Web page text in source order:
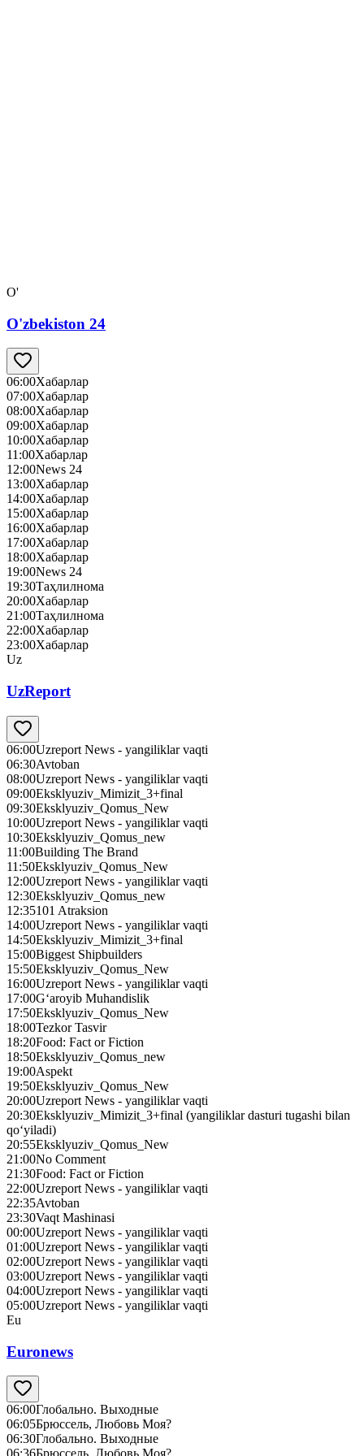
O'
O'zbekiston 24
06:00Хабарлар
07:00Хабарлар
08:00Хабарлар
09:00Хабарлар
10:00Хабарлар
11:00Хабарлар
12:00News 24
13:00Хабарлар
14:00Хабарлар
15:00Хабарлар
16:00Хабарлар
17:00Хабарлар
18:00Хабарлар
19:00News 24
19:30Таҳлилнома
20:00Хабарлар
21:00Таҳлилнома
22:00Хабарлар
23:00Хабарлар
Uz
UzReport
06:00Uzreport News - yangiliklar vaqti
06:30Avtoban
08:00Uzreport News - yangiliklar vaqti
09:00Eksklyuziv_Mimizit_3+final
09:30Eksklyuziv_Qomus_New
10:00Uzreport News - yangiliklar vaqti
10:30Eksklyuziv_Qomus_new
11:00Building The Brand
11:50Eksklyuziv_Qomus_New
12:00Uzreport News - yangiliklar vaqti
12:30Eksklyuziv_Qomus_new
12:35101 Atraksion
14:00Uzreport News - yangiliklar vaqti
14:50Eksklyuziv_Mimizit_3+final
15:00Biggest Shipbuilders
15:50Eksklyuziv_Qomus_New
16:00Uzreport News - yangiliklar vaqti
17:00G‘aroyib Muhandislik
17:50Eksklyuziv_Qomus_New
18:00Tezkor Tasvir
18:20Food: Fact or Fiction
18:50Eksklyuziv_Qomus_new
19:00Aspekt
19:50Eksklyuziv_Qomus_New
20:00Uzreport News - yangiliklar vaqti
20:30Eksklyuziv_Mimizit_3+final (yangiliklar dasturi tugashi bilan
qo‘yiladi)
20:55Eksklyuziv_Qomus_New
21:00No Сomment
21:30Food: Fact or Fiction
22:00Uzreport News - yangiliklar vaqti
22:35Avtoban
23:30Vaqt Mashinasi
00:00Uzreport News - yangiliklar vaqti
01:00Uzreport News - yangiliklar vaqti
02:00Uzreport News - yangiliklar vaqti
03:00Uzreport News - yangiliklar vaqti
04:00Uzreport News - yangiliklar vaqti
05:00Uzreport News - yangiliklar vaqti
Eu
Euronews
06:00Глобально. Выходные
06:05Брюссель, Любовь Моя?
06:30Глобально. Выходные